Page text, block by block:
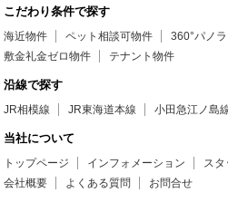
こだわり条件で探す
海近物件 ペット相談可物件
360°パノ
敷金礼金ゼロ物件
テナント物件
沿線で探す
JR相模線 JR東海道本線 小田急江ノ島
当社について
トップページ インフォメーション ス
会社概要
よくある質問 お問合せ